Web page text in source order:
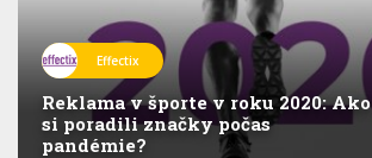
Effectix
Reklama v športe v roku 2020: Ako
si poradili značky počas
pandémie?